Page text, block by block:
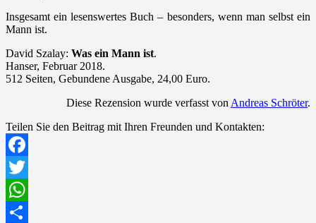
Insgesamt ein lesenswertes Buch – besonders, wenn man selbst ein
Mann ist.
David Szalay: Was ein Mann ist.
Hanser, Februar 2018.
512 Seiten, Gebundene Ausgabe, 24,00 Euro.
Diese Rezension wurde verfasst von Andreas Schröter.
Teilen Sie den Beitrag mit Ihren Freunden und Kontakten:
Facebook
Twitter
WhatsApp